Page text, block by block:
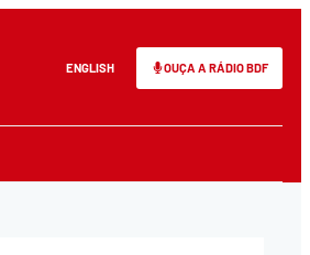
ENGLISH OUÇA A RÁDIO BDF